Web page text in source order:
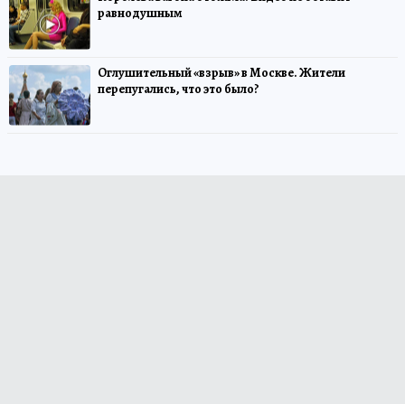
равнодушным
Оглушительный «взрыв» в Москве. Жители
перепугались, что это было?